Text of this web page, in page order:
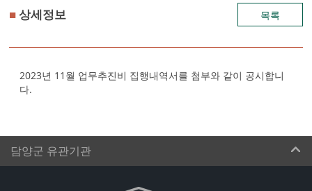
■상세정보 목록
2023년 11월 업무추진비 집행내역서를 첨부와 같이 공시합니
다​.​
담양군 유관기관